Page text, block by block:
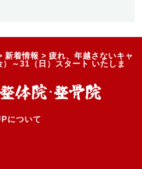
新着情報 > 疲れ、年越さないキャ
～31（日）スタート いたしま
について